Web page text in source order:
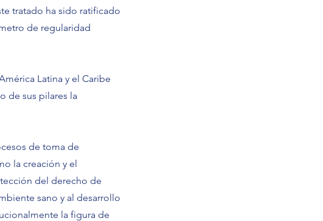
tratado ha sido ratificado
de regularidad
Latina y el Caribe
de sus pilares la
de toma de
la creación y el
del derecho de
sano y al desarrollo
la figura de